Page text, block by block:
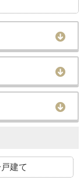
建て